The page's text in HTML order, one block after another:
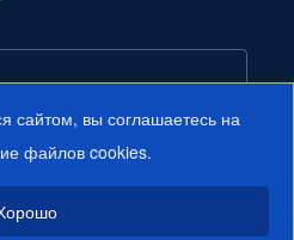
сайтом, вы соглашаетесь на
файлов cookies.